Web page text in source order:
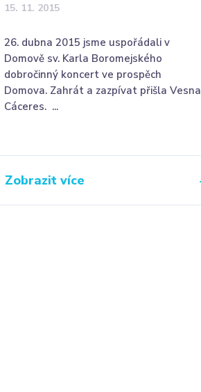
15. 11. 2015
26. dubna 2015 jsme uspořádali v
Domově sv. Karla Boromejského
dobročinný koncert ve prospěch
Domova. Zahrát a zazpívat přišla Vesna
Cáceres. ...
Zobrazit více